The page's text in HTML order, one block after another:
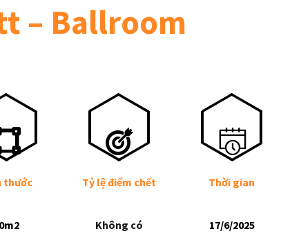
– Ballroom
thước Tỷ lệ điểm chết
Không có
Thời gian
17/6/2025